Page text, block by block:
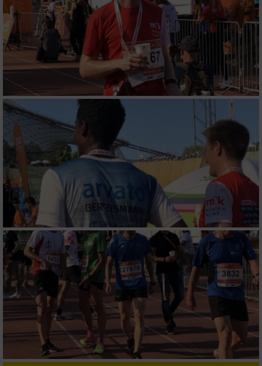
Nicht-IAB-Verarbeitungszwecke:
Notwendig
Funktional
Werbung